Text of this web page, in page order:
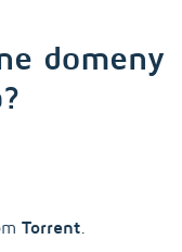
domeny
Torrent